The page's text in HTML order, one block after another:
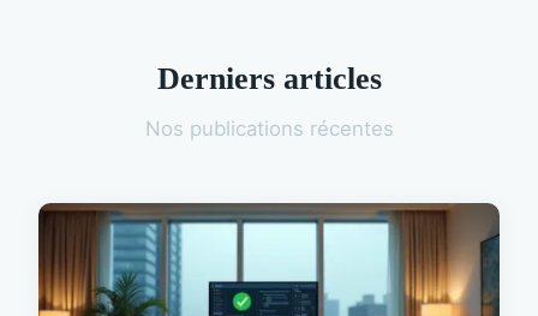
Derniers articles
Nos publications récentes